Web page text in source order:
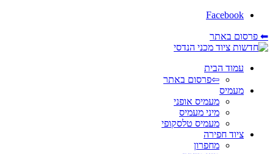
Facebook
⬅ פרסום באתר
עמוד הבית
⇦פרסום באתר
מעמיס
מעמיס אופני
מיני מעמיס
מעמיס טלסקופי
ציוד חפירה
מחפרון